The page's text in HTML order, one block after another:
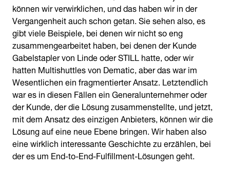
können wir verwirklichen, und das haben wir in der
Vergangenheit auch schon getan. Sie sehen also, es
gibt viele Beispiele, bei denen wir nicht so eng
zusammengearbeitet haben, bei denen der Kunde
Gabelstapler von Linde oder STILL hatte, oder wir
hatten Multishuttles von Dematic, aber das war im
Wesentlichen ein fragmentierter Ansatz. Letztendlich
war es in diesen Fällen ein Generalunternehmer oder
der Kunde, der die Lösung zusammenstellte, und jetzt,
mit dem Ansatz des einzigen Anbieters, können wir die
Lösung auf eine neue Ebene bringen. Wir haben also
eine wirklich interessante Geschichte zu erzählen, bei
der es um End-to-End-Fulfillment-Lösungen geht.